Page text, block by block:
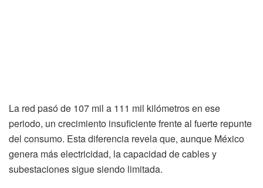
La red pasó de 107 mil a 111 mil kilómetros en ese
periodo, un crecimiento insuficiente frente al fuerte repunte
del consumo. Esta diferencia revela que, aunque México
genera más electricidad, la capacidad de cables y
subestaciones sigue siendo limitada.